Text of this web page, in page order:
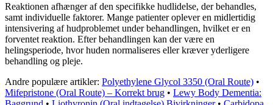
Reaktionen afhænger af den specifikke hudlidelse, der behandles,
samt individuelle faktorer. Mange patienter oplever en midlertidig
intensivering af hudproblemet under behandlingen, hvilket er en
forventet reaktion. Efter behandlingen kan der være en
helingsperiode, hvor huden normaliseres eller kræver yderligere
behandling og pleje.
Andre populære artikler: Polyethylene Glycol 3350 (Oral Route) •
Mifepristone (Oral Route) – Korrekt brug • Lewy Body Dementia: